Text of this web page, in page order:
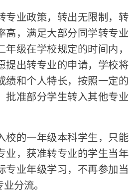
专业政策，转出无限制，转
高，满足大部分同学转专业
级在学校规定的时间内，
提出转专业的申请，学校将
绩和个人特长，按照一定的
批准部分学生转入其他专业
校的一年级本科学生，只能
业，获准转专业的学生当年
专业年级学习，不再参加当
分流。